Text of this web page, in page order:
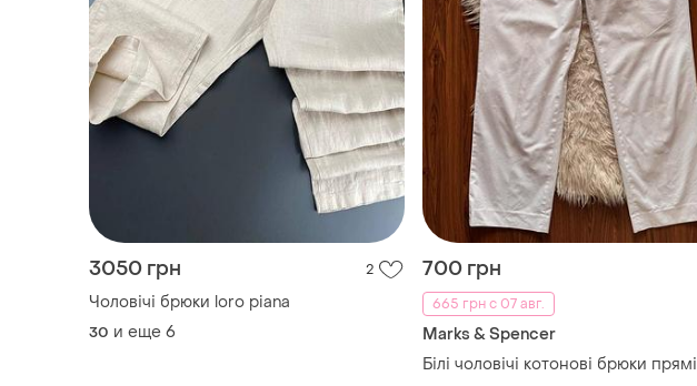
3050 грн 2
Чоловічі брюки loro piana
30 и еще 6
700 грн
665 грн с 07 авг.
Marks & Spencer
Білі чоловічі котонові брюки прямі